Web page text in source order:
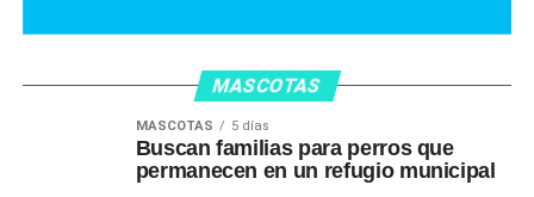
MASCOTAS
MASCOTAS 5 días
Buscan familias para perros que
permanecen en un refugio municipal